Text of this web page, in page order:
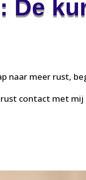
De
naar meer rust,
contact met mij